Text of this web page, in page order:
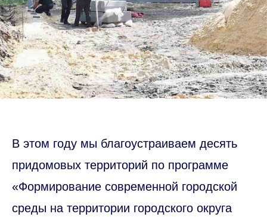
В этом году мы благоустраиваем десять
придомовых территорий по программе
«Формирование современной городской
среды на территории городского округа